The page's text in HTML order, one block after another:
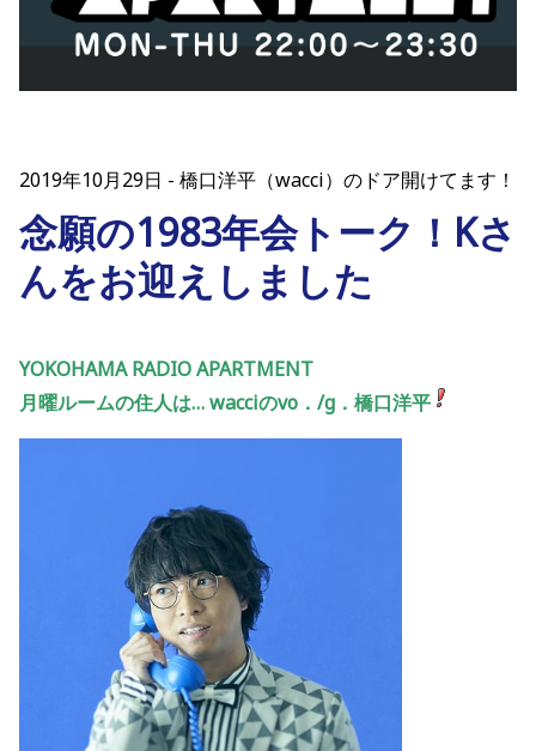
2019年10月29日 橋口洋平（wacci）のドア開けてます！
念願の1983年会トーク！Kさ
んをお迎えしました
YOKOHAMA RADIO APARTMENT
月曜ルームの住人は… wacciのvo．/g．橋口洋平